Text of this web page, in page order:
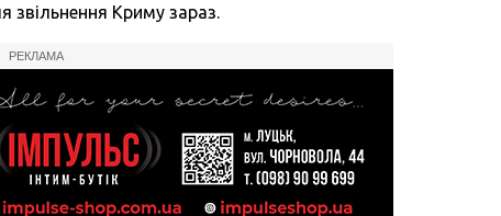
звільнення Криму зараз.
РЕКЛАМА